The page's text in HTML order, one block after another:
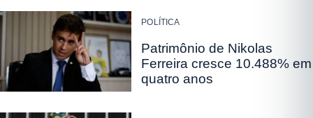
POLÍTICA
Patrimônio de Nikolas
Ferreira cresce 10.488% em
quatro anos